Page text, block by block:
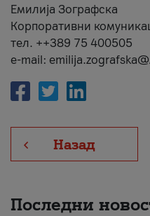
Емилија Зографска
Корпоративни
тел. ++389 75 400505
e-mail:
Назад
Последни